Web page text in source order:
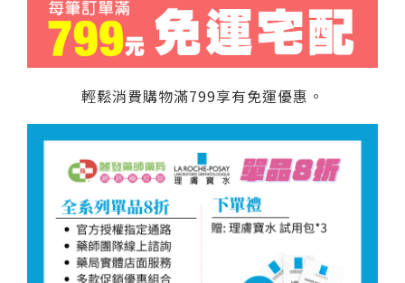
輕鬆消費購物滿799享有免運優惠。